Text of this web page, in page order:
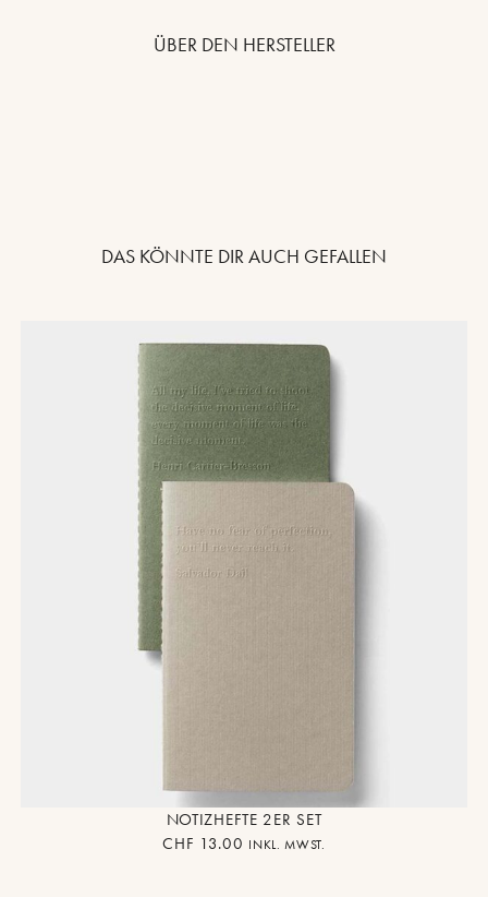
ÜBER DEN HERSTELLER
DAS KÖNNTE DIR AUCH GEFALLEN
NOTIZHEFTE 2ER SET
CHF 13.00 INKL. MWST.